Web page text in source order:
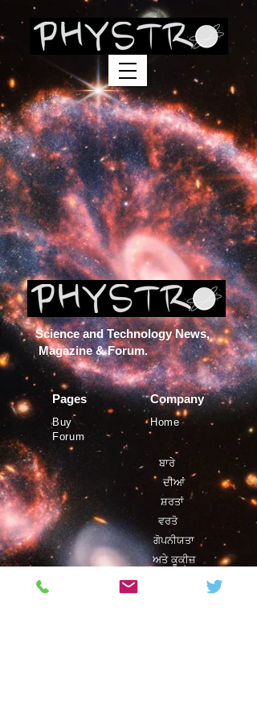
Science and Technology News,
Magazine & Forum.
Pages
Buy
Forum
Company
Home
ਬਾਰੇ
ਦੀਆਂ
ਸ਼ਰਤਾਂ
ਵਰਤੋ
ਗੋਪਨੀਯਤਾ
ਅਤੇ ਕੂਕੀਜ਼